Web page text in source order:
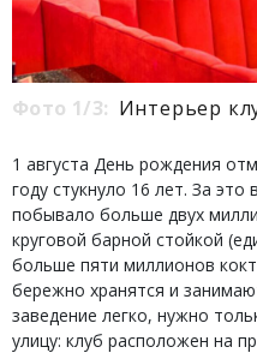
Фото 1/3: Интерьер
1 августа День рождения
году стукнуло 16 лет. За это
побывало больше двух
круговой барной стойкой
больше пяти миллионов
бережно хранятся и
заведение легко, нужно
улицу: клуб расположен на